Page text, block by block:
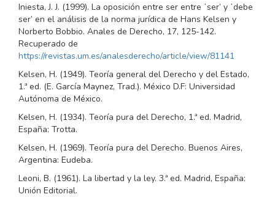
Iniesta, J. J. (1999). La oposición entre ser entre ῾ser’ y ῾debe
ser’ en el análisis de la norma jurídica de Hans Kelsen y
Norberto Bobbio. Anales de Derecho, 17, 125-142.
Recuperado de
https://revistas.um.es/analesderecho/article/view/81141
Kelsen, H. (1949). Teoría general del Derecho y del Estado,
1.ª ed. (E. García Maynez, Trad.). México D.F: Universidad
Autónoma de México.
Kelsen, H. (1934). Teoría pura del Derecho, 1.ª ed. Madrid,
España: Trotta.
Kelsen, H. (1969). Teoría pura del Derecho. Buenos Aires,
Argentina: Eudeba.
Leoni, B. (1961). La libertad y la ley. 3.ª ed. Madrid, España:
Unión Editorial.